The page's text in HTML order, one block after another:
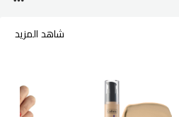
شاهد المزيد